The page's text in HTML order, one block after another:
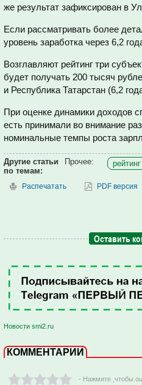
же результат зафиксирован в
Если рассматривать более
уровень заработка через 6,2
Возглавляют рейтинг три
будет получать 200 тысяч
и Республика Татарстан (6,2
При оценке динамики доходов
есть принимали во внимание
номинальные темпы роста
Другие статьи
по темам:
Прочее:
Распечатать PDF версия
Оставить
Новости smi2.ru
КОММЕНТАРИИ
- Нажмите ,чтобы